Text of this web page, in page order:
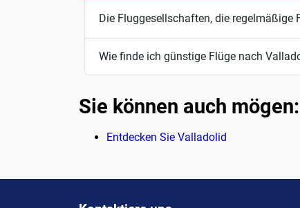
Die Fluggesellschaften, die regelmäßige
Wie finde ich günstige Flüge nach
Sie können auch mögen:
Entdecken Sie Valladolid